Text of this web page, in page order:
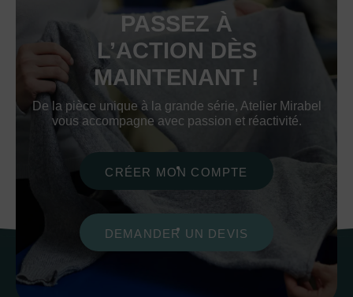
PASSEZ À
L’ACTION DÈS
MAINTENANT !
De la pièce unique à la grande série, Atelier Mirabel
vous accompagne avec passion et réactivité.
CRÉER MON COMPTE
DEMANDER UN DEVIS